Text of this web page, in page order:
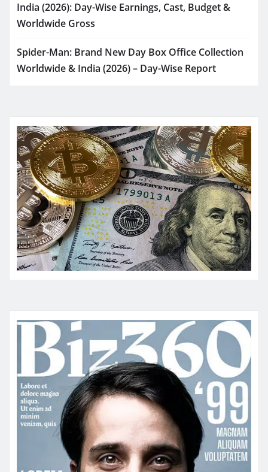
India (2026): Day-Wise Earnings, Cast, Budget &
Worldwide Gross
Spider-Man: Brand New Day Box Office Collection
Worldwide & India (2026) – Day-Wise Report